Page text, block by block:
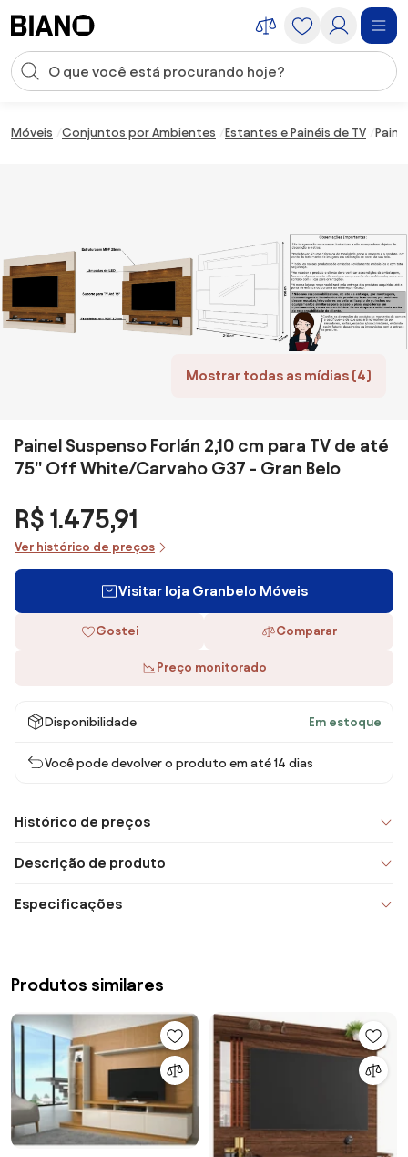
Entrada de pesquisa
Móveis Conjuntos por Ambientes Estantes e Painéis de TV
Mostrar todas as mídias (4)
Painel Suspenso Forlán 2,10 cm para TV de até
75'' Off White/Carvaho G37 - Gran Belo
R$ 1.475,91
Ver histórico de preços
Visitar loja Granbelo Móveis
Gostei Comparar
Preço monitorado
Disponibilidade Em estoque
Você pode devolver o produto em até 14 dias
Histórico de preços
Descrição de produto
Especificações
Produtos similares